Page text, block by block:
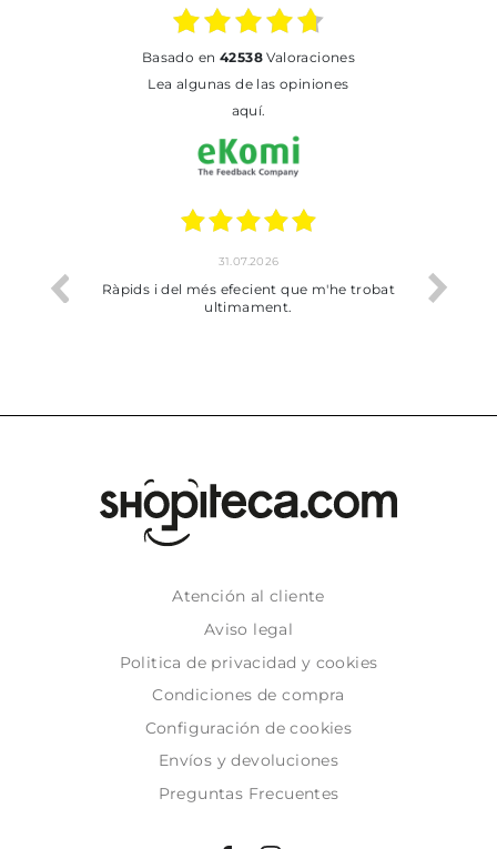
basado en 42538Valoraciones
Lea algunas de las opiniones
aquí.
31.07.2026
Ràpids i del més efecient que m'he trobat
ultimament.
Atención al cliente
Aviso legal
Politica de privacidad y cookies
Condiciones de compra
Configuración de cookies
Envíos y devoluciones
Preguntas Frecuentes